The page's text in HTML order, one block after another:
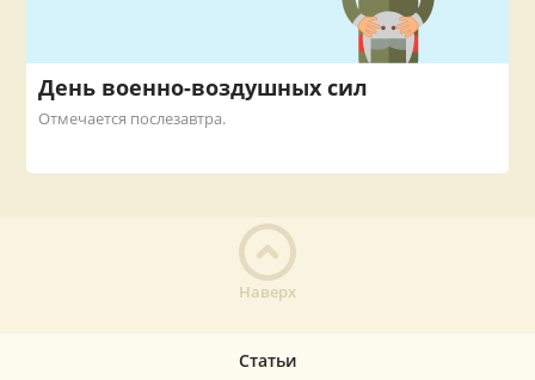
День военно-воздушных сил
Отмечается послезавтра.
Наверх
Статьи